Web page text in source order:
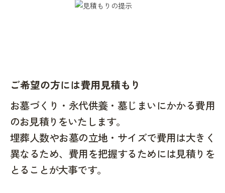
ご希望の方には費用見積もり
お墓づくり・永代供養・墓じまいにかかる費用
のお見積りをいたします。
埋葬人数やお墓の立地・サイズで費用は大きく
異なるため、費用を把握するためには見積りを
とることが大事です。